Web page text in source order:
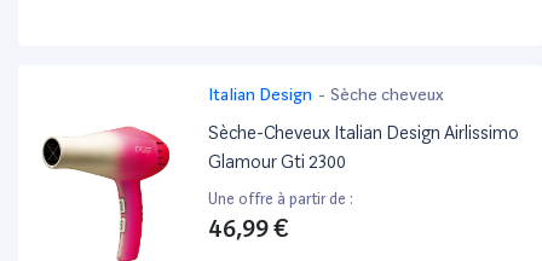
Italian Design - Sèche cheveux
Sèche-Cheveux Italian Design Airlissimo
Glamour Gti 2300
Une offre à partir de :
46,99 €